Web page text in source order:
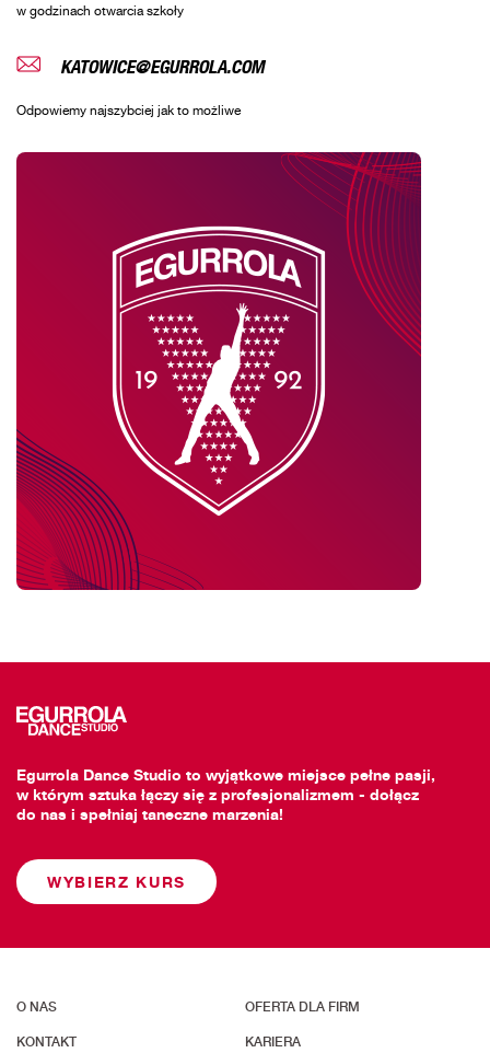
w godzinach otwarcia szkoły
KATOWICE@EGURROLA.COM
Odpowiemy najszybciej jak to możliwe
Egurrola Dance Studio to wyjątkowe miejsce pełne pasji,
w którym sztuka łączy się z profesjonalizmem - dołącz
do nas i spełniaj taneczne marzenia!
WYBIERZ KURS
O NAS OFERTA DLA FIRM
KONTAKT KARIERA